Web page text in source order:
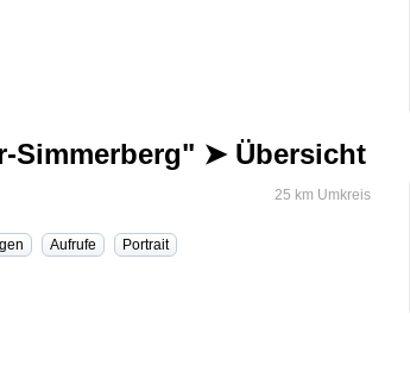
Simmerberg" ➤ Übersicht
25 km Umkreis
Aufrufe Portrait